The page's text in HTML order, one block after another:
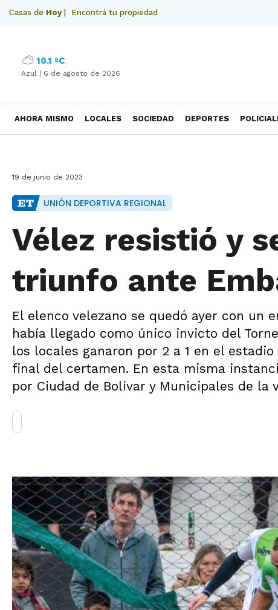
Casas de Hoy| Encontrá tu propiedad
10.1 ºC
Azul | 6 de agosto de 2026
AHORA MISMO LOCALES SOCIEDAD DEPORTES
19 de junio de 2023
UNIÓN DEPORTIVA REGIONAL
Vélez resistió y
triunfo ante
El elenco velezano se quedó ayer con
había llegado como único invicto del
los locales ganaron por 2 a 1 en el
final del certamen. En esta misma
por Ciudad de Bolívar y Municipales de